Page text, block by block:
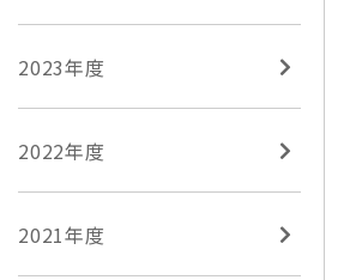
2023年度
2022年度
2021年度